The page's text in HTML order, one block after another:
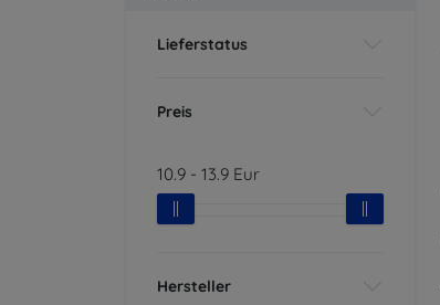
Lieferstatus
Preis
10.9 - 13.9 Eur
Hersteller